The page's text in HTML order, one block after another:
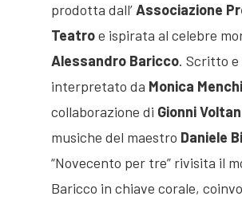
prodotta dall’Associazione
Teatroe ispirata al celebre
Alessandro Baricco. Scritto e
interpretato da Monica Menchi
collaborazione di Gionni Voltan
musiche del maestro Daniele
“Novecento per tre” rivisita il
Baricco in chiave corale,